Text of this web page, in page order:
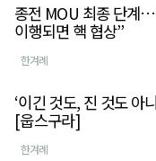
종전 MOU 최종 단계
이행되면 핵 협상”
한겨례
‘이긴 것도, 진 것도 아
[웁스구라]
한겨례